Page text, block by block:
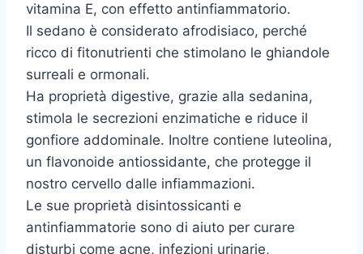
vitamina E, con effetto antinfiammatorio.
Il sedano è considerato afrodisiaco, perché
ricco di fitonutrienti che stimolano le ghiandole
surreali e ormonali.
Ha proprietà digestive, grazie alla sedanina,
stimola le secrezioni enzimatiche e riduce il
gonfiore addominale. Inoltre contiene luteolina,
un flavonoide antiossidante, che protegge il
nostro cervello dalle infiammazioni.
Le sue proprietà disintossicanti e
antinfiammatorie sono di aiuto per curare
disturbi come acne, infezioni urinarie,